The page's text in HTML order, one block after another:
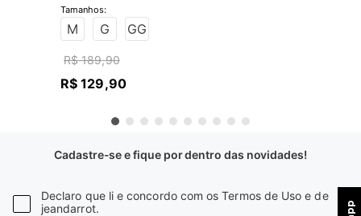
MANGA
M G GG
R$ 189,90
R$ 129,90
Cadastre-se e fique por dentro das novidades!
Declaro que li e concordo com os Termos de Uso e de
jeandarrot.